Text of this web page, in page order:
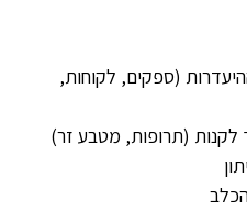
(ספקים, לקוחות,
לקנות (תרופות, מטבע זר)